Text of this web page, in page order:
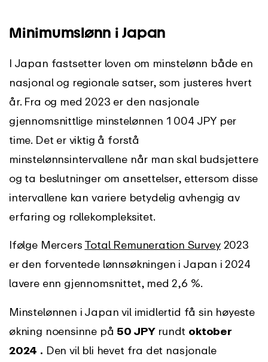
Minimumslønn i Japan
I Japan fastsetter loven om minstelønn både en
nasjonal og regionale satser, som justeres hvert
år. Fra og med 2023 er den nasjonale
gjennomsnittlige minstelønnen 1 004 JPY per
time. Det er viktig å forstå
minstelønnsintervallene når man skal budsjettere
og ta beslutninger om ansettelser, ettersom disse
intervallene kan variere betydelig avhengig av
erfaring og rollekompleksitet.
Ifølge Mercers Total Remuneration Survey2023
er den forventede lønnsøkningen i Japan i 2024
lavere enn gjennomsnittet, med 2,6 %.
Minstelønnen i Japan vil imidlertid få sin høyeste
økning noensinne på 50 JPYrundt oktober
2024 . Den vil bli hevet fra det nasjonale